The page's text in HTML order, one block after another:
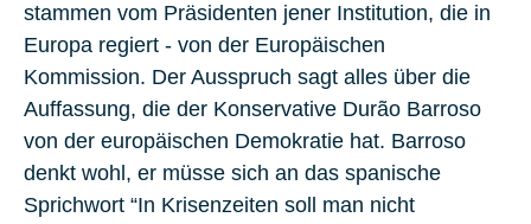
stammen vom Präsidenten jener Institution, die in
Europa regiert - von der Europäischen
Kommission. Der Ausspruch sagt alles über die
Auffassung, die der Konservative Durão Barroso
von der europäischen Demokratie hat. Barroso
denkt wohl, er müsse sich an das spanische
Sprichwort “In Krisenzeiten soll man nicht